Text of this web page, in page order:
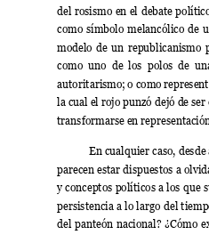
del rosismo en el debate
como símbolo melancólico de u
modelo de un republicanismo
como uno de los polos de u
autoritarismo; o como
la cual el rojo punzó dejó de ser
transformarse en
En cualquier caso,
parecen estar dispuestos a ol
y conceptos políticos a los que
persistencia a lo largo del t
del panteón nacional? ¿Cómo